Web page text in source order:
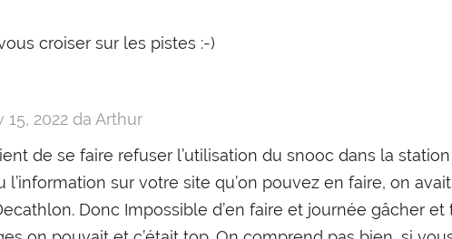
croiser sur les pistes :-)
15, 2022 da Arthur
de se faire refuser l’utilisation du snooc dans la
l’information sur votre site qu’on pouvez en faire, on
Donc Impossible d’en faire et journée gâcher et